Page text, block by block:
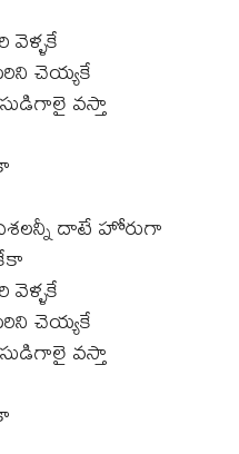
చెయ్యకే
వస్తా
దాటే హోరుగా
చెయ్యకే
వస్తా